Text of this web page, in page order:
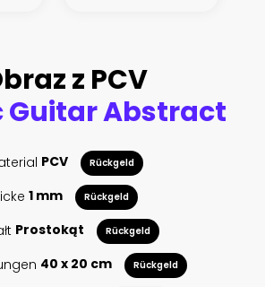
z PCV
Guitar Abstract
PCV Rückgeld
1 mm Rückgeld
Prostokąt Rückgeld
40 x 20 cm Rückgeld